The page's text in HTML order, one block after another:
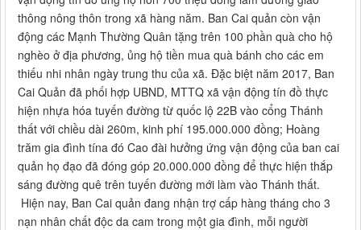
thông nông thôn trong xã hàng năm. Ban Cai quản còn vận
động các Mạnh Thường Quân tặng trên 100 phần quà cho hộ
nghèo ở địa phương, ủng hộ tiền mua quà bánh cho các em
thiếu nhi nhân ngày trung thu của xã. Đặc biệt năm 2017, Ban
Cai Quản đã phối hợp UBND, MTTQ xã vận động tín đồ thực
hiện nhựa hóa tuyến đường từ quốc lộ 22B vào cổng Thánh
thất với chiều dài 260m, kinh phí 195.000.000 đồng; Hoàng
trăm gia đình tína đó Cao đài hưởng ứng vận động của ban cai
quản họ đạo đã đóng góp 20.000.000 đồng để thực hiện thắp
sáng đường quê trên tuyến đường mới làm vào Thánh thất.
Hiện nay, Ban Cai quản đang nhận trợ cấp hàng tháng cho 3
nạn nhân chất độc da cam trong một gia đình, mỗi người